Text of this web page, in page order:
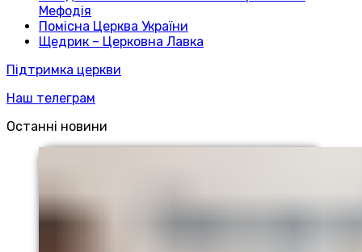
Мефодія
Помісна Церква України
Щедрик – Церковна Лавка
Підтримка церкви
Наш телеграм
Останні новини